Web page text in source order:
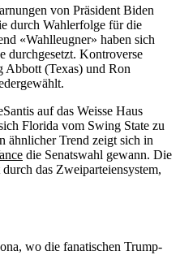
von Präsident Biden
durch Wahlerfolge für die
«Wahlleugner» haben sich
durchgesetzt. Kontroverse
Abbott (Texas) und Ron
auf das Weisse Haus
Florida vom Swing State zu
ähnlicher Trend zeigt sich in
die Senatswahl gewann. Die
das Zweiparteiensystem,
wo die fanatischen Trump-